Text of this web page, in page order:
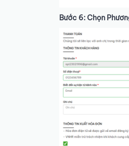
Bước 6: Chọn